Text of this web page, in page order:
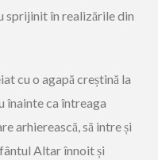
sprijinit în realizările din
cu o agapă creștină la
înainte ca întreaga
arhierească, să intre și
Altar înnoit și